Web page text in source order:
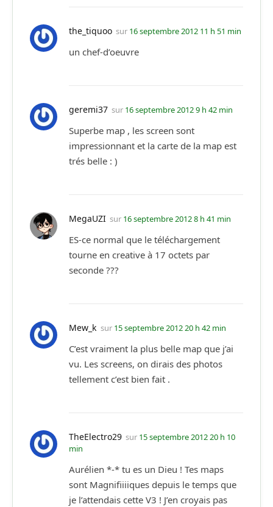
the_tiquoo sur 16 septembre 2012 11 h 51 min
un chef-d’oeuvre
geremi37 sur 16 septembre 2012 9 h 42 min
Superbe map , les screen sont
impressionnant et la carte de la map est
trés belle : )
MegaUZI sur 16 septembre 2012 8 h 41 min
ES-ce normal que le téléchargement
tourne en creative à 17 octets par
seconde ???
Mew_k sur 15 septembre 2012 20 h 42 min
C’est vraiment la plus belle map que j’ai
vu. Les screens, on dirais des photos
tellement c’est bien fait .
TheElectro29 sur 15 septembre 2012 20 h 10
min
Aurélien *-* tu es un Dieu ! Tes maps
sont Magnifiiiiques depuis le temps que
je l’attendais cette V3 ! J’en croyais pas